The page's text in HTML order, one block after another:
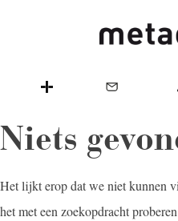
Niets
Het lijkt erop dat we niet kunnen
het met een zoekopdracht